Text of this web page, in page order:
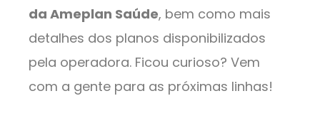
da Ameplan Saúde, bem como mais
detalhes dos planos disponibilizados
pela operadora. Ficou curioso? Vem
com a gente para as próximas linhas!